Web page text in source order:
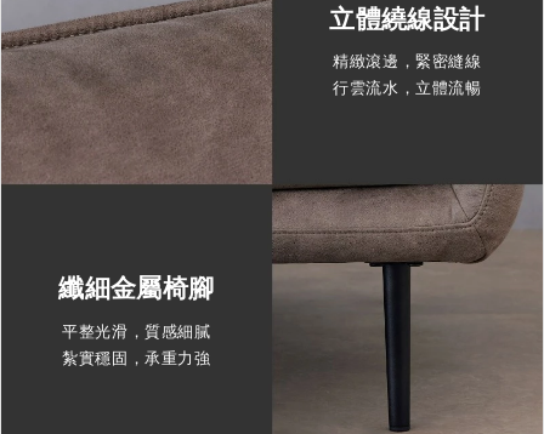
立體繞線設計
精緻滾邊，緊密縫線
行雲流水，立體流暢
纖細金屬椅腳
平整光滑，質感細膩
紮實穩固，承重力強